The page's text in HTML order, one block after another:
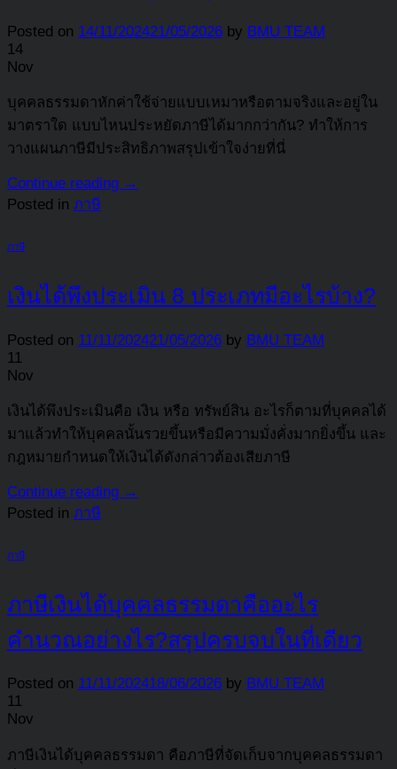
Posted on 14/11/202421/05/2026 by BMU TEAM
14
Nov
บุคคลธรรมดาหักค่าใช้จ่ายแบบเหมาหรือตามจริงและอยู่ใน
มาตราใด แบบไหนประหยัดภาษีได้มากกว่ากัน? ทำให้การ
วางแผนภาษีมีประสิทธิภาพสรุปเข้าใจง่ายที่นี่
Continue reading →
Posted in ภาษี
ภาษี
เงินได้พึงประเมิน 8 ประเภทมีอะไรบ้าง?
Posted on 11/11/202421/05/2026 by BMU TEAM
11
Nov
เงินได้พึงประเมินคือ เงิน หรือ ทรัพย์สิน อะไรก็ตามที่บุคคลได้
มาแล้วทำให้บุคคลนั้นรวยขึ้นหรือมีความมั่งคั่งมากยิ่งขึ้น และ
กฎหมายกำหนดให้เงินได้ดังกล่าวต้องเสียภาษี
Continue reading →
Posted in ภาษี
ภาษี
ภาษีเงินได้บุคคลธรรมดาคืออะไร
คำนวณอย่างไร?สรุปครบจบในที่เดียว
Posted on 11/11/202418/06/2026 by BMU TEAM
11
Nov
ภาษีเงินได้บุคคลธรรมดา คือภาษีที่จัดเก็บจากบุคคลธรรมดา